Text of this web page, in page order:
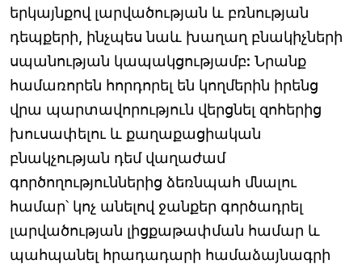
երկայնքով լարվածության և բռնության
դեպքերի, ինչպես նաև խաղաղ բնակիչների
սպանության կապակցությամբ: Նրանք
համառորեն հորդորել են կողմերին իրենց
վրա պարտավորություն վերցնել զոհերից
խուսափելու և քաղաքացիական
բնակչության դեմ վաղաժամ
գործողություններից ձեռնպահ մնալու
համար՝ կոչ անելով ջանքեր գործադրել
լարվածության լիցքաթափման համար և
պահպանել հրադադարի համաձայնագրի